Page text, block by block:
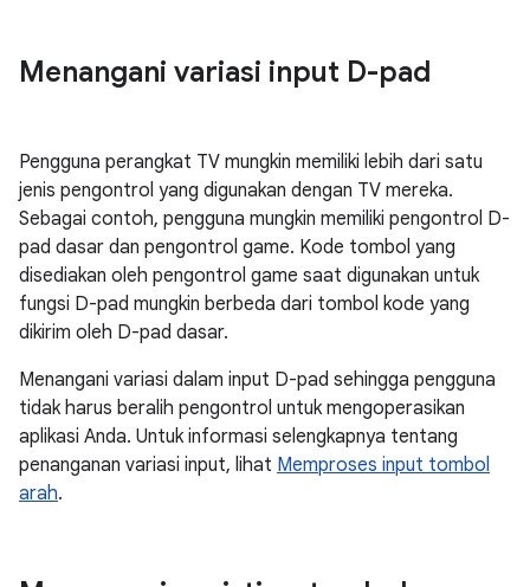
Menangani variasi input D-pad
Pengguna perangkat TV mungkin memiliki lebih dari satu
jenis pengontrol yang digunakan dengan TV mereka.
Sebagai contoh, pengguna mungkin memiliki pengontrol D-
pad dasar dan pengontrol game. Kode tombol yang
disediakan oleh pengontrol game saat digunakan untuk
fungsi D-pad mungkin berbeda dari tombol kode yang
dikirim oleh D-pad dasar.
Menangani variasi dalam input D-pad sehingga pengguna
tidak harus beralih pengontrol untuk mengoperasikan
aplikasi Anda. Untuk informasi selengkapnya tentang
penanganan variasi input, lihat Memproses input tombol
arah.